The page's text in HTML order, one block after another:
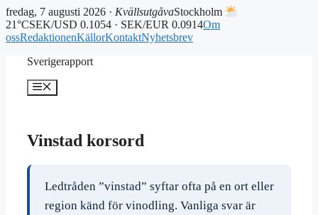
fredag, 7 augusti 2026 · KvällsutgåvaStockholm
21°CSEK/USD 0.1054 · SEK/EUR 0.0914Om
ossRedaktionenKällorKontaktNyhetsbrev
Sverigerapport
Meny
Vinstad korsord
Ledtråden ”vinstad” syftar ofta på en ort eller
region känd för vinodling. Vanliga svar är